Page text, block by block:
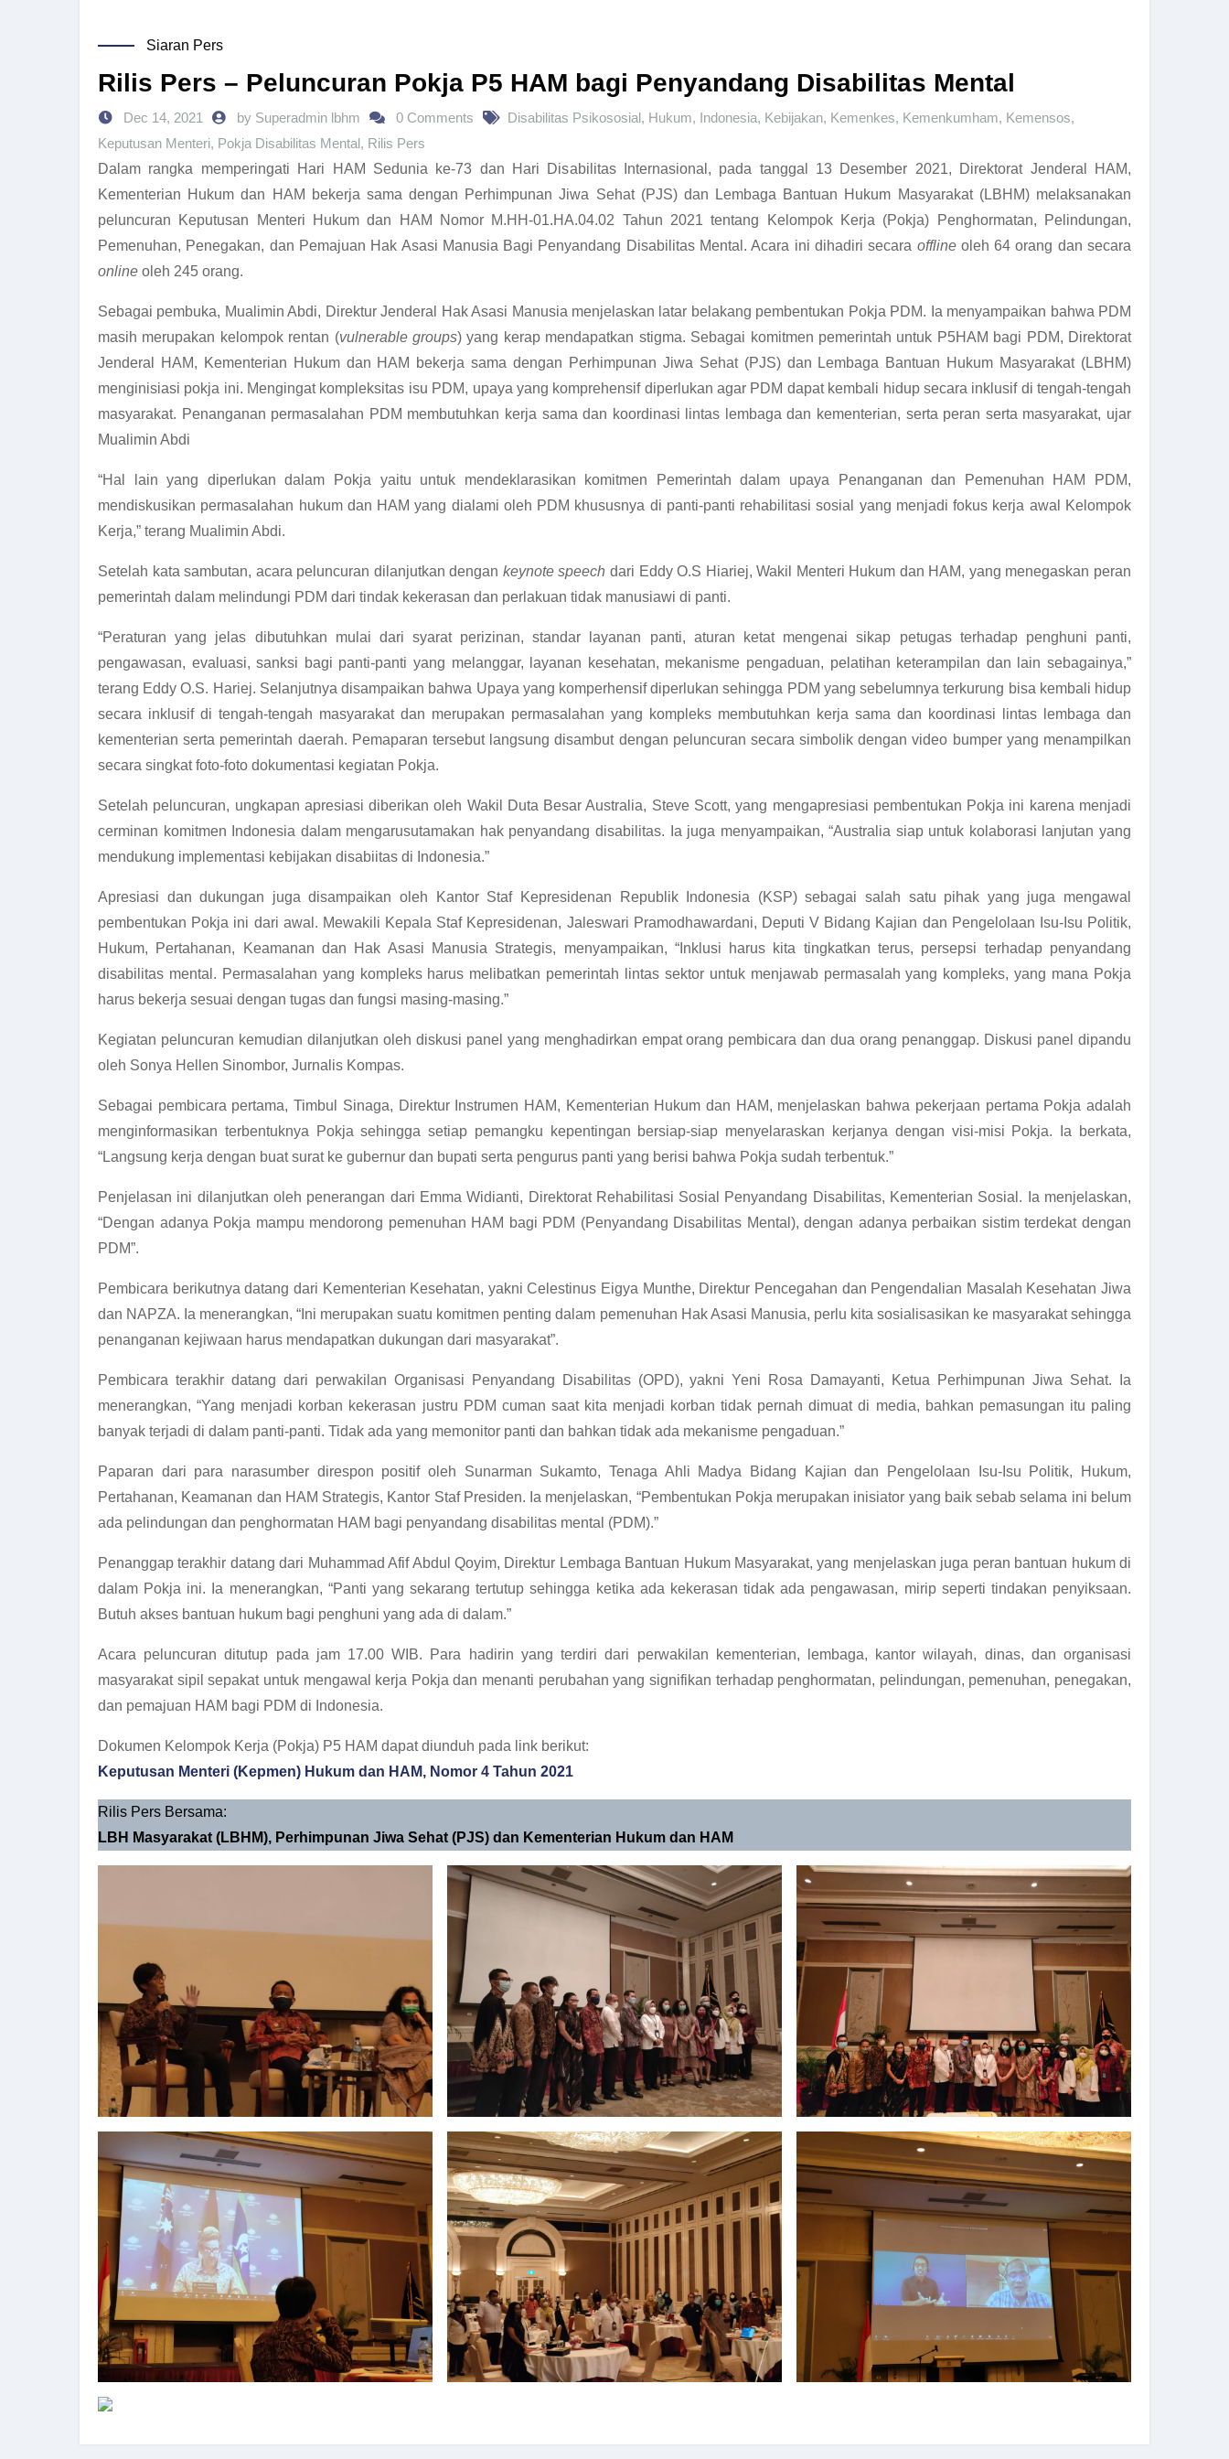
Siaran Pers
Rilis Pers – Peluncuran Pokja P5 HAM bagi Penyandang Disabilitas Mental
Dec 14, 2021 by Superadmin lbhm 0 Comments Disabilitas Psikososial, Hukum, Indonesia, Kebijakan, Kemenkes, Kemenkumham, Kemensos,
Keputusan Menteri, Pokja Disabilitas Mental, Rilis Pers
Dalam rangka memperingati Hari HAM Sedunia ke-73 dan Hari Disabilitas Internasional, pada tanggal 13 Desember 2021, Direktorat Jenderal HAM,
Kementerian Hukum dan HAM bekerja sama dengan Perhimpunan Jiwa Sehat (PJS) dan Lembaga Bantuan Hukum Masyarakat (LBHM) melaksanakan
peluncuran Keputusan Menteri Hukum dan HAM Nomor M.HH-01.HA.04.02 Tahun 2021 tentang Kelompok Kerja (Pokja) Penghormatan, Pelindungan,
Pemenuhan, Penegakan, dan Pemajuan Hak Asasi Manusia Bagi Penyandang Disabilitas Mental. Acara ini dihadiri secara offlineoleh 64 orang dan secara
online oleh 245 orang.
Sebagai pembuka, Mualimin Abdi, Direktur Jenderal Hak Asasi Manusia menjelaskan latar belakang pembentukan Pokja PDM. Ia menyampaikan bahwa PDM
masih merupakan kelompok rentan (vulnerable groups) yang kerap mendapatkan stigma. Sebagai komitmen pemerintah untuk P5HAM bagi PDM, Direktorat
Jenderal HAM, Kementerian Hukum dan HAM bekerja sama dengan Perhimpunan Jiwa Sehat (PJS) dan Lembaga Bantuan Hukum Masyarakat (LBHM)
menginisiasi pokja ini. Mengingat kompleksitas isu PDM, upaya yang komprehensif diperlukan agar PDM dapat kembali hidup secara inklusif di tengah-tengah
masyarakat. Penanganan permasalahan PDM membutuhkan kerja sama dan koordinasi lintas lembaga dan kementerian, serta peran serta masyarakat, ujar
Mualimin Abdi
“Hal lain yang diperlukan dalam Pokja yaitu untuk mendeklarasikan komitmen Pemerintah dalam upaya Penanganan dan Pemenuhan HAM PDM,
mendiskusikan permasalahan hukum dan HAM yang dialami oleh PDM khususnya di panti-panti rehabilitasi sosial yang menjadi fokus kerja awal Kelompok
Kerja,” terang Mualimin Abdi.
Setelah kata sambutan, acara peluncuran dilanjutkan dengan keynote speech dari Eddy O.S Hiariej, Wakil Menteri Hukum dan HAM, yang menegaskan peran
pemerintah dalam melindungi PDM dari tindak kekerasan dan perlakuan tidak manusiawi di panti.
“Peraturan yang jelas dibutuhkan mulai dari syarat perizinan, standar layanan panti, aturan ketat mengenai sikap petugas terhadap penghuni panti,
pengawasan, evaluasi, sanksi bagi panti-panti yang melanggar, layanan kesehatan, mekanisme pengaduan, pelatihan keterampilan dan lain sebagainya,”
terang Eddy O.S. Hariej. Selanjutnya disampaikan bahwa Upaya yang komperhensif diperlukan sehingga PDM yang sebelumnya terkurung bisa kembali hidup
secara inklusif di tengah-tengah masyarakat dan merupakan permasalahan yang kompleks membutuhkan kerja sama dan koordinasi lintas lembaga dan
kementerian serta pemerintah daerah. Pemaparan tersebut langsung disambut dengan peluncuran secara simbolik dengan video bumper yang menampilkan
secara singkat foto-foto dokumentasi kegiatan Pokja.
Setelah peluncuran, ungkapan apresiasi diberikan oleh Wakil Duta Besar Australia, Steve Scott, yang mengapresiasi pembentukan Pokja ini karena menjadi
cerminan komitmen Indonesia dalam mengarusutamakan hak penyandang disabilitas. Ia juga menyampaikan, “Australia siap untuk kolaborasi lanjutan yang
mendukung implementasi kebijakan disabiitas di Indonesia.”
Apresiasi dan dukungan juga disampaikan oleh Kantor Staf Kepresidenan Republik Indonesia (KSP) sebagai salah satu pihak yang juga mengawal
pembentukan Pokja ini dari awal. Mewakili Kepala Staf Kepresidenan, Jaleswari Pramodhawardani, Deputi V Bidang Kajian dan Pengelolaan Isu-Isu Politik,
Hukum, Pertahanan, Keamanan dan Hak Asasi Manusia Strategis, menyampaikan, “Inklusi harus kita tingkatkan terus, persepsi terhadap penyandang
disabilitas mental. Permasalahan yang kompleks harus melibatkan pemerintah lintas sektor untuk menjawab permasalah yang kompleks, yang mana Pokja
harus bekerja sesuai dengan tugas dan fungsi masing-masing.”
Kegiatan peluncuran kemudian dilanjutkan oleh diskusi panel yang menghadirkan empat orang pembicara dan dua orang penanggap. Diskusi panel dipandu
oleh Sonya Hellen Sinombor, Jurnalis Kompas.
Sebagai pembicara pertama, Timbul Sinaga, Direktur Instrumen HAM, Kementerian Hukum dan HAM, menjelaskan bahwa pekerjaan pertama Pokja adalah
menginformasikan terbentuknya Pokja sehingga setiap pemangku kepentingan bersiap-siap menyelaraskan kerjanya dengan visi-misi Pokja. Ia berkata,
“Langsung kerja dengan buat surat ke gubernur dan bupati serta pengurus panti yang berisi bahwa Pokja sudah terbentuk.”
Penjelasan ini dilanjutkan oleh penerangan dari Emma Widianti, Direktorat Rehabilitasi Sosial Penyandang Disabilitas, Kementerian Sosial. Ia menjelaskan,
“Dengan adanya Pokja mampu mendorong pemenuhan HAM bagi PDM (Penyandang Disabilitas Mental), dengan adanya perbaikan sistim terdekat dengan
PDM”.
Pembicara berikutnya datang dari Kementerian Kesehatan, yakni Celestinus Eigya Munthe, Direktur Pencegahan dan Pengendalian Masalah Kesehatan Jiwa
dan NAPZA. Ia menerangkan, “Ini merupakan suatu komitmen penting dalam pemenuhan Hak Asasi Manusia, perlu kita sosialisasikan ke masyarakat sehingga
penanganan kejiwaan harus mendapatkan dukungan dari masyarakat”.
Pembicara terakhir datang dari perwakilan Organisasi Penyandang Disabilitas (OPD), yakni Yeni Rosa Damayanti, Ketua Perhimpunan Jiwa Sehat. Ia
menerangkan, “Yang menjadi korban kekerasan justru PDM cuman saat kita menjadi korban tidak pernah dimuat di media, bahkan pemasungan itu paling
banyak terjadi di dalam panti-panti. Tidak ada yang memonitor panti dan bahkan tidak ada mekanisme pengaduan.”
Paparan dari para narasumber direspon positif oleh Sunarman Sukamto, Tenaga Ahli Madya Bidang Kajian dan Pengelolaan Isu-Isu Politik, Hukum,
Pertahanan, Keamanan dan HAM Strategis, Kantor Staf Presiden. Ia menjelaskan, “Pembentukan Pokja merupakan inisiator yang baik sebab selama ini belum
ada pelindungan dan penghormatan HAM bagi penyandang disabilitas mental (PDM).”
Penanggap terakhir datang dari Muhammad Afif Abdul Qoyim, Direktur Lembaga Bantuan Hukum Masyarakat, yang menjelaskan juga peran bantuan hukum di
dalam Pokja ini. Ia menerangkan, “Panti yang sekarang tertutup sehingga ketika ada kekerasan tidak ada pengawasan, mirip seperti tindakan penyiksaan.
Butuh akses bantuan hukum bagi penghuni yang ada di dalam.”
Acara peluncuran ditutup pada jam 17.00 WIB. Para hadirin yang terdiri dari perwakilan kementerian, lembaga, kantor wilayah, dinas, dan organisasi
masyarakat sipil sepakat untuk mengawal kerja Pokja dan menanti perubahan yang signifikan terhadap penghormatan, pelindungan, pemenuhan, penegakan,
dan pemajuan HAM bagi PDM di Indonesia.
Dokumen Kelompok Kerja (Pokja) P5 HAM dapat diunduh pada link berikut:
Keputusan Menteri (Kepmen) Hukum dan HAM, Nomor 4 Tahun 2021
Rilis Pers Bersama:
LBH Masyarakat (LBHM), Perhimpunan Jiwa Sehat (PJS) dan Kementerian Hukum dan HAM